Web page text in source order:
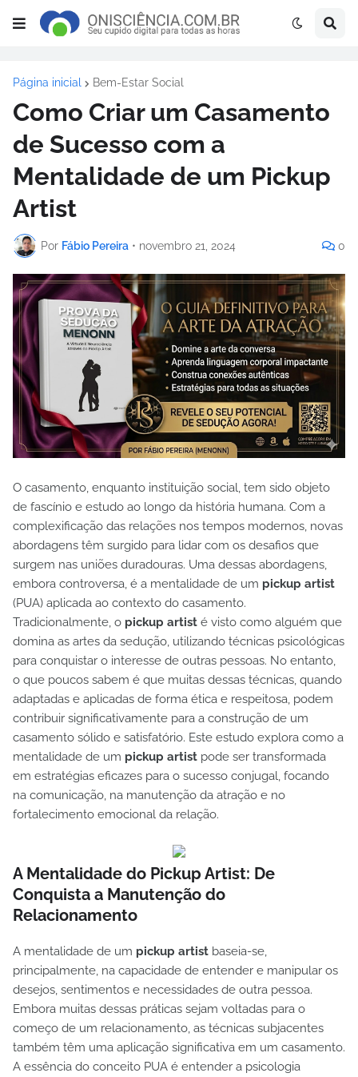
Página inicial Bem-Estar Social
Como Criar um Casamento
de Sucesso com a
Mentalidade de um Pickup
Artist
Por Fábio Pereira • novembro 21, 2024 0
O casamento, enquanto instituição social, tem sido objeto
de fascínio e estudo ao longo da história humana. Com a
complexificação das relações nos tempos modernos, novas
abordagens têm surgido para lidar com os desafios que
surgem nas uniões duradouras. Uma dessas abordagens,
embora controversa, é a mentalidade de um pickup artist
(PUA) aplicada ao contexto do casamento.
Tradicionalmente, o pickup artist é visto como alguém que
domina as artes da sedução, utilizando técnicas psicológicas
para conquistar o interesse de outras pessoas. No entanto,
o que poucos sabem é que muitas dessas técnicas, quando
adaptadas e aplicadas de forma ética e respeitosa, podem
contribuir significativamente para a construção de um
casamento sólido e satisfatório. Este estudo explora como a
mentalidade de um pickup artist pode ser transformada
em estratégias eficazes para o sucesso conjugal, focando
na comunicação, na manutenção da atração e no
fortalecimento emocional da relação.
A Mentalidade do Pickup Artist: De
Conquista a Manutenção do
Relacionamento
A mentalidade de um pickup artist baseia-se,
principalmente, na capacidade de entender e manipular os
desejos, sentimentos e necessidades de outra pessoa.
Embora muitas dessas práticas sejam voltadas para o
começo de um relacionamento, as técnicas subjacentes
também têm uma aplicação significativa em um casamento.
A essência do conceito PUA é entender a psicologia